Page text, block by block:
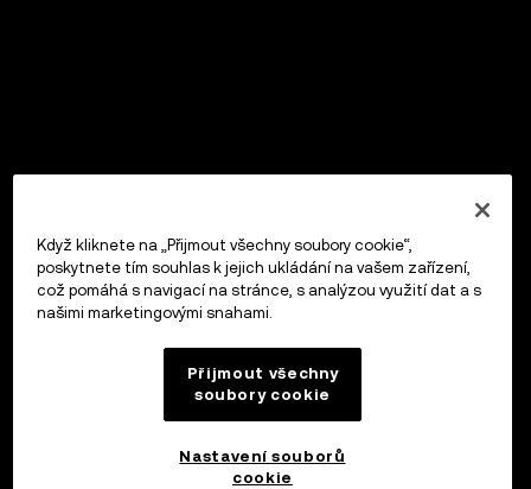
Když kliknete na „Přijmout všechny soubory cookie“,
poskytnete tím souhlas k jejich ukládání na vašem zařízení,
což pomáhá s navigací na stránce, s analýzou využití dat a s
našimi marketingovými snahami.
Přijmout všechny
soubory cookie
Nastavení souborů
cookie